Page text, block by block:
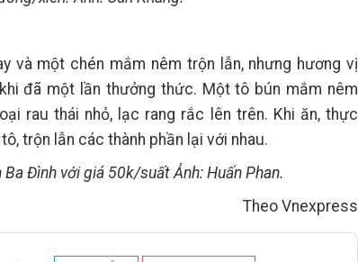
và một chén mắm nêm trộn lẫn, nhưng hương vị
đã một lần thưởng thức. Một tô bún mắm nêm
rau thái nhỏ, lạc rang rắc lên trên. Khi ăn, thực
trộn lẫn các thành phần lại với nhau.
Đình với giá 50k/suất Ảnh: Huấn Phan.
Theo Vnexpress